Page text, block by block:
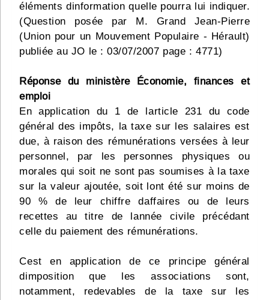
éléments dinformation quelle pourra lui indiquer.
(Question posée par M. Grand Jean-Pierre
(Union pour un Mouvement Populaire - Hérault)
publiée au JO le : 03/07/2007 page : 4771)
Réponse du ministère Économie, finances et
emploi
En application du 1 de larticle 231 du code
général des impôts, la taxe sur les salaires est
due, à raison des rémunérations versées à leur
personnel, par les personnes physiques ou
morales qui soit ne sont pas soumises à la taxe
sur la valeur ajoutée, soit lont été sur moins de
90 % de leur chiffre daffaires ou de leurs
recettes au titre de lannée civile précédant
celle du paiement des rémunérations.
Cest en application de ce principe général
dimposition que les associations sont,
notamment, redevables de la taxe sur les